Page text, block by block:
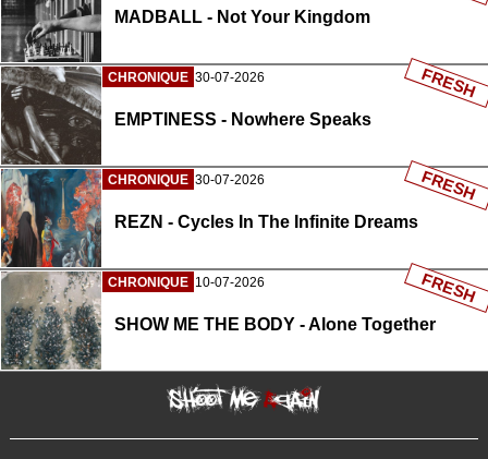
MADBALL - Not Your Kingdom
CHRONIQUE 30-07-2026
EMPTINESS - Nowhere Speaks
FRESH
CHRONIQUE 30-07-2026
REZN - Cycles In The Infinite Dreams
FRESH
CHRONIQUE 10-07-2026
SHOW ME THE BODY - Alone Together
FRESH